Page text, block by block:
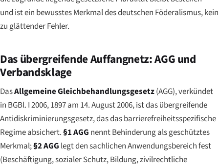
und ist ein bewusstes Merkmal des deutschen Föderalismus, kein
zu glättender Fehler.
Das übergreifende Auffangnetz: AGG und
Verbandsklage
DasAllgemeine Gleichbehandlungsgesetz(AGG), verkündet
in BGBl. I 2006, 1897 am 14. August 2006, ist das übergreifende
Antidiskriminierungsgesetz, das das barrierefreiheitsspezifische
Regime absichert.§1 AGG nennt Behinderung als geschütztes
Merkmal;§2 AGG legt den sachlichen Anwendungsbereich fest
(Beschäftigung, sozialer Schutz, Bildung, zivilrechtliche